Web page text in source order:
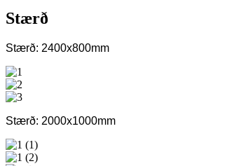
Stærð
Stærð: 2400x800mm
Stærð: 2000x1000mm